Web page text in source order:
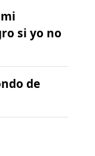
si yo no
de